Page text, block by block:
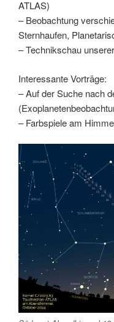
ATLAS)
– Beobachtung
Sternhaufen,
– Technikschau
Interessante Vorträge:
– Auf der Suche nach
– Farbspiele am